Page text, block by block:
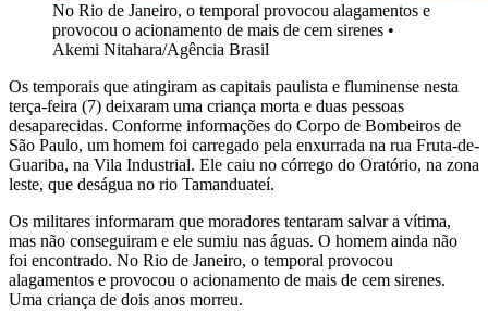
No Rio de Janeiro, o temporal provocou alagamentos e
provocou o acionamento de mais de cem sirenes •
Akemi Nitahara/Agência Brasil
Os temporais que atingiram as capitais paulista e fluminense nesta
terça-feira (7) deixaram uma criança morta e duas pessoas
desaparecidas. Conforme informações do Corpo de Bombeiros de
São Paulo, um homem foi carregado pela enxurrada na rua Fruta-de-
Guariba, na Vila Industrial. Ele caiu no córrego do Oratório, na zona
leste, que deságua no rio Tamanduateí.
Os militares informaram que moradores tentaram salvar a vítima,
mas não conseguiram e ele sumiu nas águas. O homem ainda não
foi encontrado. No Rio de Janeiro, o temporal provocou
alagamentos e provocou o acionamento de mais de cem sirenes.
Uma criança de dois anos morreu.